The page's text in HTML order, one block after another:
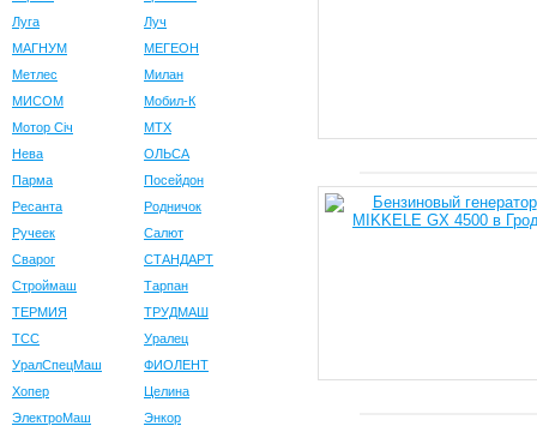
Луга
Луч
МАГНУМ
МЕГЕОН
Метлес
Милан
МИСОМ
Мобил-К
Мотор Сiч
МТХ
Нева
ОЛЬСА
Парма
Посейдон
Ресанта
Родничок
Ручеек
Салют
Сварог
СТАНДАРТ
Строймаш
Тарпан
ТЕРМИЯ
ТРУДМАШ
ТСС
Уралец
УралСпецМаш
ФИОЛЕНТ
Хопер
Целина
ЭлектроМаш
Энкор